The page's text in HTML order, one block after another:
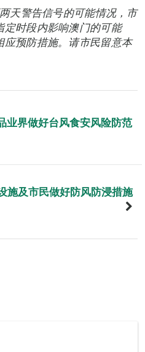
天警告信号的可能情况，市
时段内影响澳门的可能
预防措施。请市民留意本
业界做好台风食安风险防范
施及市民做好防风防浸措施